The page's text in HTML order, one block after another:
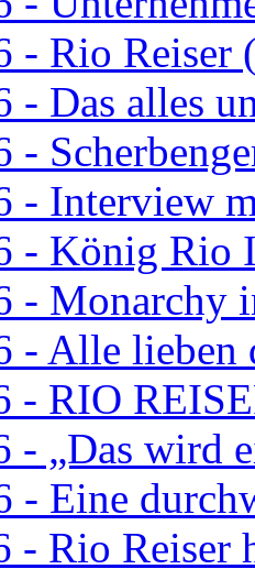
- Rio Reiser
- Das alles
-
- Interview
- König Rio
- Monarchy
- Alle lieben
- RIO
- „Das wird
- Eine
- Rio Reiser